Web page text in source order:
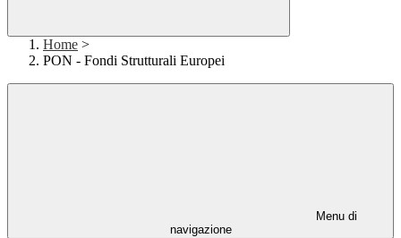
Home >
PON - Fondi Strutturali Europei
Menu di
navigazione